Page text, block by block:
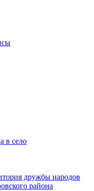
в село
дружбы народов
района